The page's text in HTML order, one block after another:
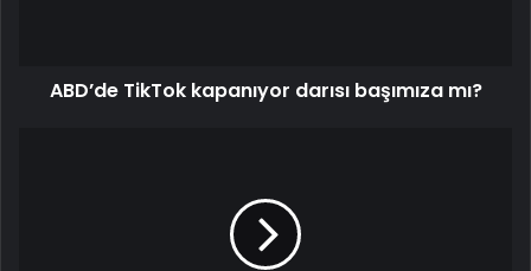
ABD’de TikTok kapanıyor darısı başımıza mı?